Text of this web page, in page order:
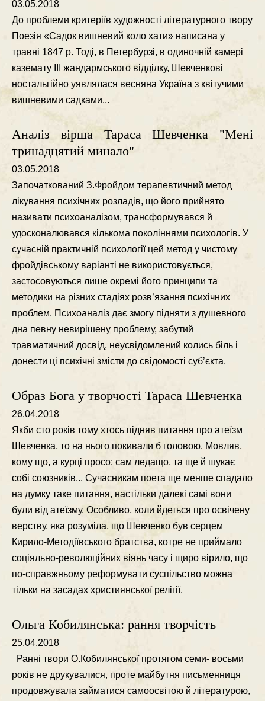
03.05.2018
До проблеми критерiїв художностi лiтературного твору
Поезiя «Садок вишневий коло хати» написана у
травнi 1847 р. Тодi, в Петербурзi, в одиночнiй камерi
каземату ІІІ жандармського вiддiлку, Шевченковi
ностальгiйно уявлялася весняна Україна з квiтучими
вишневими садками...
Аналіз вірша Тараса Шевченка "Мені
тринадцятий минало"
03.05.2018
Започаткований З.Фройдом терапевтичний метод
лiкування психiчних розладiв, що його прийнято
називати психоаналiзом, трансформувався й
удосконалювався кiлькома поколiннями психологiв. У
сучаснiй практичнiй психологiї цей метод у чистому
фройдiвському варiантi не використовується,
застосовуються лише окремi його принципи та
методики на рiзних стадiях розв’язання психiчних
проблем. Психоаналiз дає змогу пiдняти з душевного
дна певну невирiшену проблему, забутий
травматичний досвiд, неусвiдомлений колись бiль i
донести цi психiчнi змiсти до свiдомостi суб’єкта.
Образ Бога у творчості Тараса Шевченка
26.04.2018
Якби сто рокiв тому хтось пiдняв питання про атеїзм
Шевченка, то на нього покивали б головою. Мовляв,
кому що, а курцi просо: сам ледащо, та ще й шукає
собi союзникiв... Сучасникам поета ще менше спадало
на думку таке питання, настiльки далекi самi вони
були вiд атеїзму. Особливо, коли йдеться про освiчену
верству, яка розумiла, що Шевченко був серцем
Кирило-Методiївського братства, котре не приймало
соцiяльно-революцiйних вiянь часу i щиро вiрило, що
по-справжньому реформувати суспiльство можна
тiльки на засадах християнської релiгiї.
Ольга Кобилянська: рання творчість
25.04.2018
Раннi твори О.Кобилянської протягом семи- восьми
рокiв не друкувалися, проте майбутня письменниця
продовжувала займатися самоосвiтою й лiтературою,